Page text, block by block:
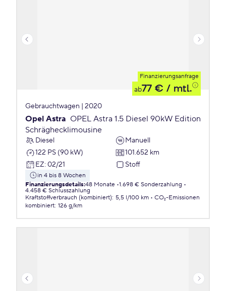
Finanzierungsanfrage
ab77 € / mtl.
Gebrauchtwagen | 2020
Opel Astra OPEL Astra 1.5 Diesel 90kW Edition
Schräghecklimousine
Diesel
Manuell
122 PS (90 kW)
101.652 km
EZ: 02/21 Stoff
in 4 bis 8 Wochen
Finanzierungsdetails:48 Monate 1.698 € Sonderzahlung
4.458 € Schlusszahlung
Kraftstoffverbrauch (kombiniert): 5,5 l/100 km
CO₂-Emissionen
kombiniert: 126 g/km